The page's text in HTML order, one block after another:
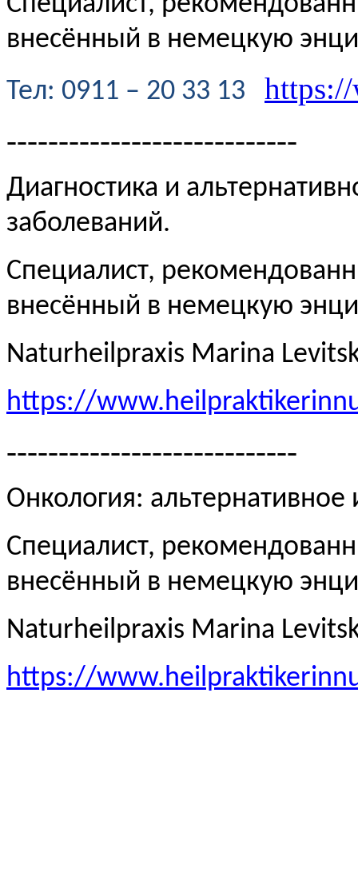
внесённый в немецкую
Teл: 0911 – 20 33 13
----------------------------
Диагностика и
заболеваний.
Специалист,
внесённый в немецкую
Naturheilpraxis Marina
https://
----------------------------
Онкология:
Специалист,
внесённый в немецкую
Naturheilpraxis Marina
https://